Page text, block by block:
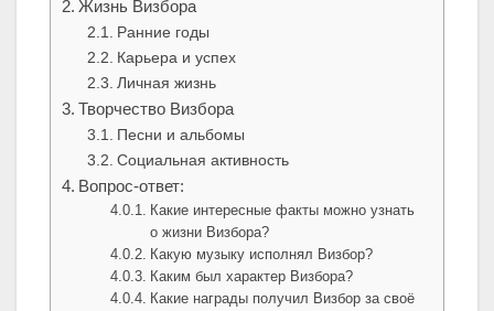
Жизнь Визбора
Ранние годы
Карьера и успех
Личная жизнь
Творчество Визбора
Песни и альбомы
Социальная активность
Вопрос-ответ:
Какие интересные факты можно узнать
о жизни Визбора?
Какую музыку исполнял Визбор?
Каким был характер Визбора?
Какие награды получил Визбор за своё